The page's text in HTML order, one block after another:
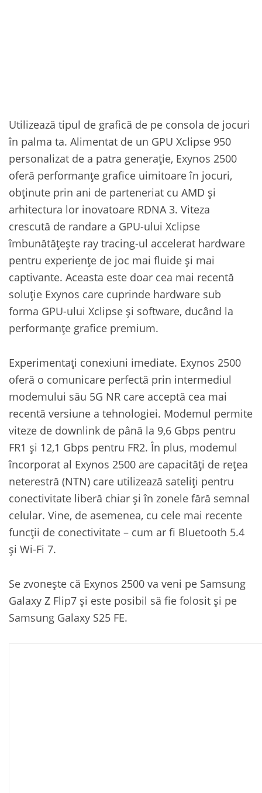
Utilizează tipul de grafică de pe consola de jocuri
în palma ta. Alimentat de un GPU Xclipse 950
personalizat de a patra generație, Exynos 2500
oferă performanțe grafice uimitoare în jocuri,
obținute prin ani de parteneriat cu AMD și
arhitectura lor inovatoare RDNA 3. Viteza
crescută de randare a GPU-ului Xclipse
îmbunătățește ray tracing-ul accelerat hardware
pentru experiențe de joc mai fluide și mai
captivante. Aceasta este doar cea mai recentă
soluție Exynos care cuprinde hardware sub
forma GPU-ului Xclipse și software, ducând la
performanțe grafice premium.
Experimentați conexiuni imediate. Exynos 2500
oferă o comunicare perfectă prin intermediul
modemului său 5G NR care acceptă cea mai
recentă versiune a tehnologiei. Modemul permite
viteze de downlink de până la 9,6 Gbps pentru
FR1 și 12,1 Gbps pentru FR2. În plus, modemul
încorporat al Exynos 2500 are capacități de rețea
neterestră (NTN) care utilizează sateliți pentru
conectivitate liberă chiar și în zonele fără semnal
celular. Vine, de asemenea, cu cele mai recente
funcții de conectivitate – cum ar fi Bluetooth 5.4
și Wi-Fi 7.
Se zvonește că Exynos 2500 va veni pe Samsung
Galaxy Z Flip7 și este posibil să fie folosit și pe
Samsung Galaxy S25 FE.